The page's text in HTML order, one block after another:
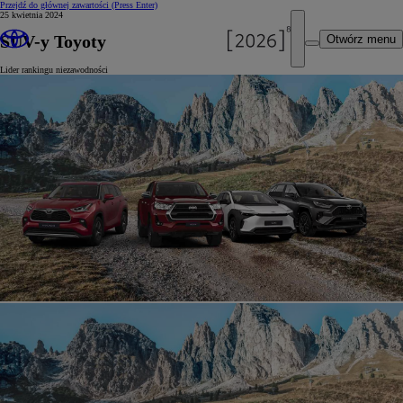
Przejdź do głównej zawartości (Press Enter)
Otwórz menu
25 kwietnia 2024
SUV-y Toyoty
Lider rankingu niezawodności